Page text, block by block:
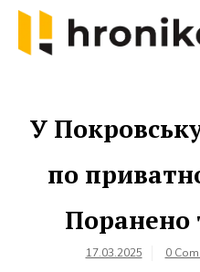
Skip
content
У
по
Поранено
17.03.2025 0